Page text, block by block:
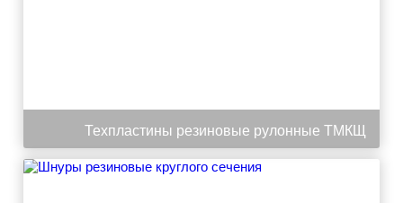
Техпластины резиновые рулонные ТМКЩ